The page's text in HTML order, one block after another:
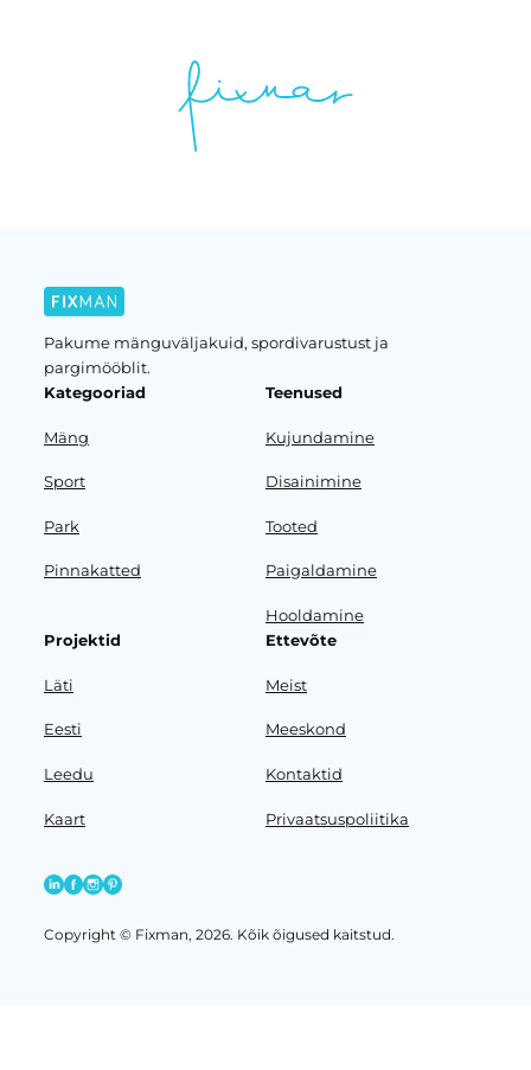
Pakume mänguväljakuid, spordivarustust ja
pargimööblit.
Kategooriad
Mäng
Sport
Park
Pinnakatted
Teenused
Kujundamine
Disainimine
Tooted
Paigaldamine
Hooldamine
Projektid
Läti
Eesti
Leedu
Kaart
Ettevõte
Meist
Meeskond
Kontaktid
Privaatsuspoliitika
Copyright © Fixman, 2026. Kõik õigused kaitstud.